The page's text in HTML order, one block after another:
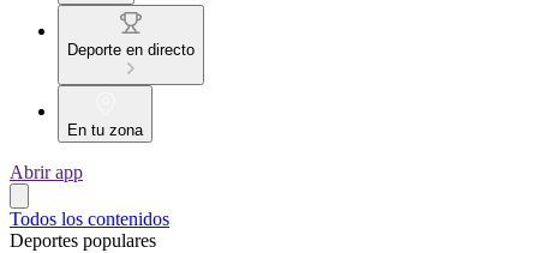
Deporte en directo
En tu zona
Abrir app
Todos los contenidos
Deportes populares